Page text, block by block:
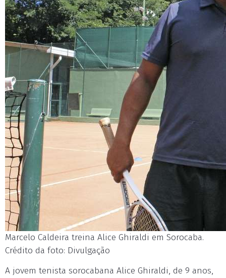
Marcelo Caldeira treina Alice Ghiraldi em Sorocaba.
Crédito da foto: Divulgação
A jovem tenista sorocabana Alice Ghiraldi, de 9 anos,